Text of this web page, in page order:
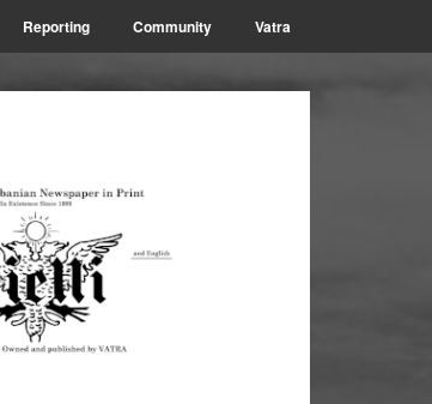
Reporting Community Vatra